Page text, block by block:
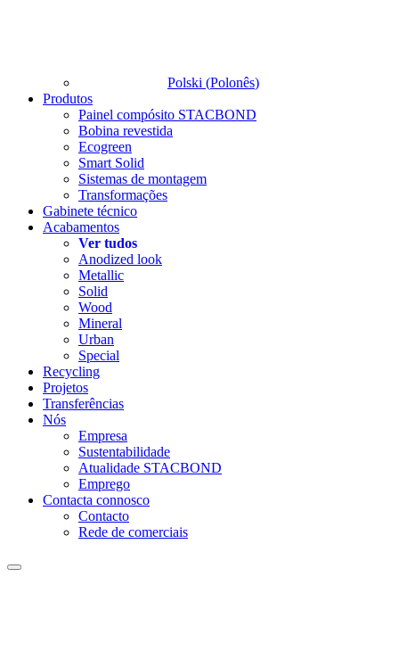
Polski (Polonês)
Produtos
Painel compósito STACBOND
Bobina revestida
Ecogreen
Smart Solid
Sistemas de montagem
Transformações
Gabinete técnico
Acabamentos
Ver tudos
Anodized look
Metallic
Solid
Wood
Mineral
Urban
Special
Recycling
Projetos
Transferências
Nós
Empresa
Sustentabilidade
Atualidade STACBOND
Emprego
Contacta connosco
Contacto
Rede de comerciais